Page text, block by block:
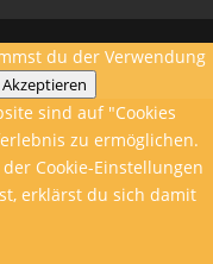
du der Verwendung
Akzeptieren
sind auf "Cookies
zu ermöglichen.
Cookie-Einstellungen
erklärst du sich damit